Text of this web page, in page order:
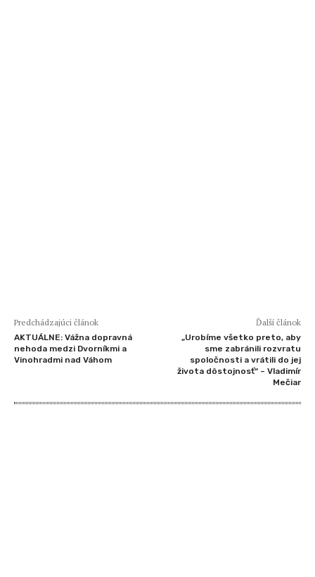
Predchádzajúci článok
AKTUÁLNE: Vážna dopravná
nehoda medzi Dvorníkmi a
Vinohradmi nad Váhom
Ďalší článok
„Urobíme všetko preto, aby
sme zabránili rozvratu
spoločnosti a vrátili do jej
života dôstojnosť“ – Vladimír
Mečiar